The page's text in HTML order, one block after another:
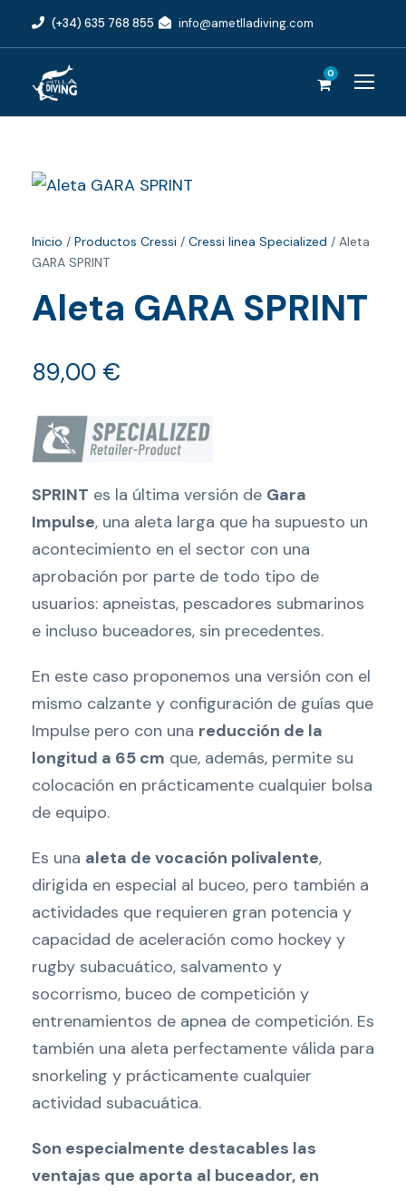
(+34) 635 768 855 info@ametlladiving.com
0
Inicio / Productos Cressi / Cressi linea Specialized / Aleta
GARA SPRINT
Aleta GARA SPRINT
89,00 €
SPRINT es la última versión de Gara
Impulse, una aleta larga que ha supuesto un
acontecimiento en el sector con una
aprobación por parte de todo tipo de
usuarios: apneistas, pescadores submarinos
e incluso buceadores, sin precedentes.
En este caso proponemos una versión con el
mismo calzante y configuración de guías que
Impulse pero con una reducción de la
longitud a 65 cm que, además, permite su
colocación en prácticamente cualquier bolsa
de equipo.
Es una aleta de vocación polivalente,
dirigida en especial al buceo, pero también a
actividades que requieren gran potencia y
capacidad de aceleración como hockey y
rugby subacuático, salvamento y
socorrismo, buceo de competición y
entrenamientos de apnea de competición. Es
también una aleta perfectamente válida para
snorkeling y prácticamente cualquier
actividad subacuática.
Son especialmente destacables las
ventajas que aporta al buceador, en